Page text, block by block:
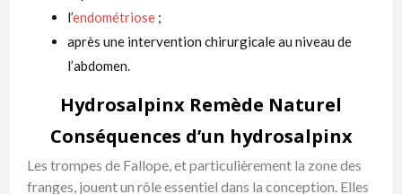
l’endométriose ;
après une intervention chirurgicale au niveau de
l’abdomen.
Hydrosalpinx Remède Naturel
Conséquences d’un hydrosalpinx
Les trompes de Fallope, et particulièrement la zone des
franges, jouent un rôle essentiel dans la conception. Elles